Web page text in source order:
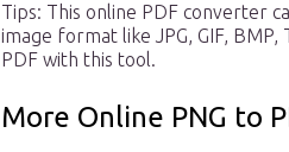
Tips: This online PDF converter
image format like JPG, GIF,
PDF with this tool.
More Online PNG to